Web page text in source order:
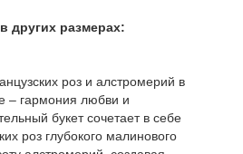
других размерах:
роз и алстромерий в
– гармония любви и
букет сочетает в себе
роз глубокого малинового